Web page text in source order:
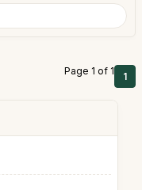
Page 1 of 1 1